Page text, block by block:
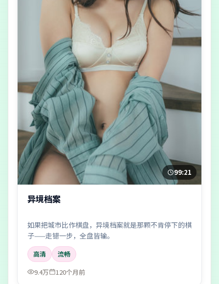
99:21
异境档案
如果把城市比作棋盘，异境档案就是那颗不肯停下的棋
子——走错一步，全盘皆输。
高清
流畅
9.4万
120个月前